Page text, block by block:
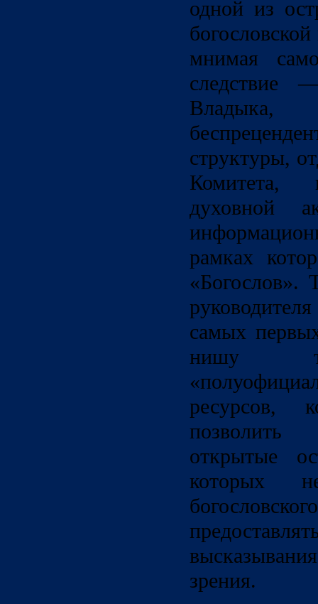
одной из
мнимая
следствие
структуры,
духовной
рамках
«Богослов».
самых
нишу
ресурсов,
позволить
открытые
которых
зрения.